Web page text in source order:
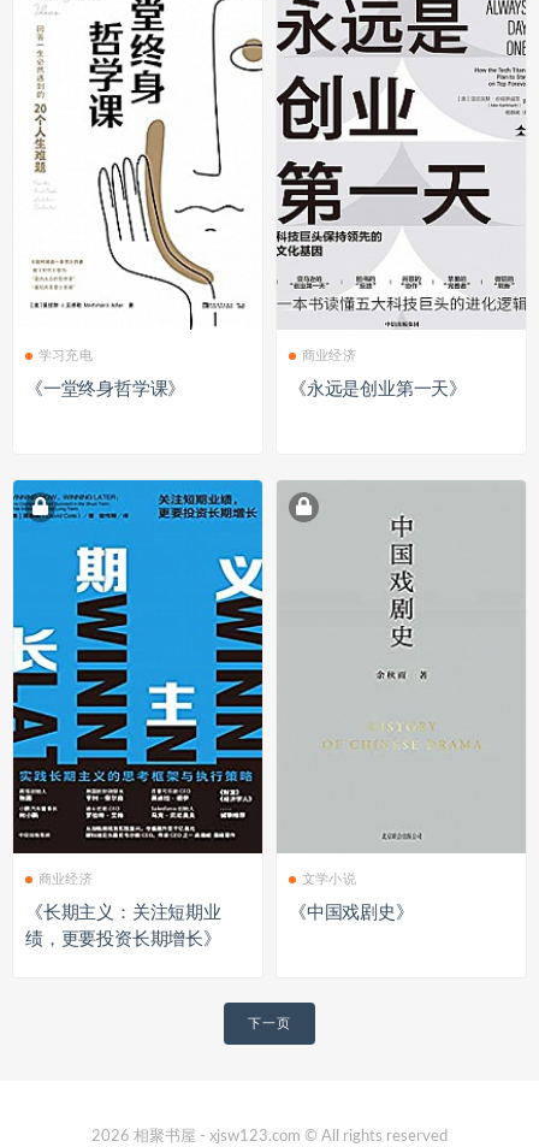
学习充电
《一堂终身哲学课》
商业经济
《永远是创业第一天》
商业经济
《长期主义：关注短期业
绩，更要投资长期增长》
文学小说
《中国戏剧史》
下一页
2026 相聚书屋 - xjsw123.com © All rights reserved